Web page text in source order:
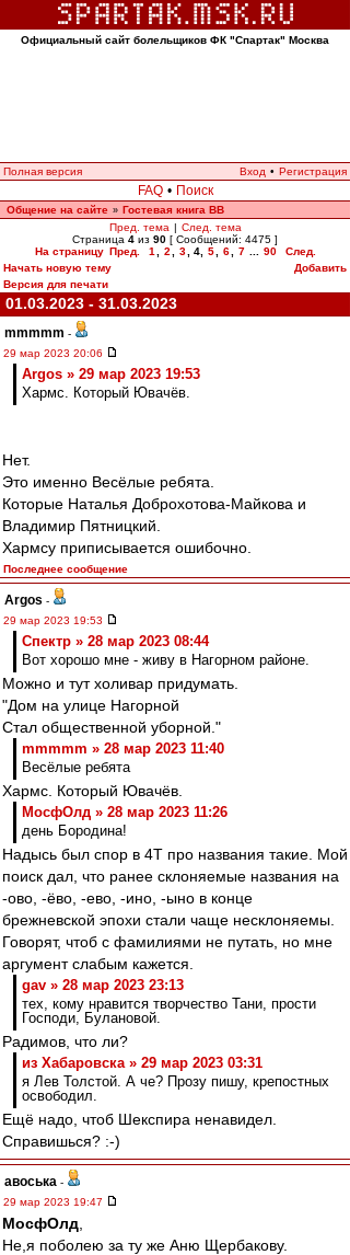
Официальный сайт болельщиков ФК "Спартак" Москва
Полная версия Вход • Регистрация
FAQ • Поиск
Общение на сайте » Гостевая книга ВВ
Пред. тема | След. тема
Страница 4 из 90 [ Сообщений: 4475 ]
На страницу Пред. 1 2 3 4, 5 6 7 90
След.
Начать новую тему
Добавить
Версия для печати
01.03.2023 - 31.03.2023
mmmmm -
29 мар 2023 20:06
Argos » 29 мар 2023 19:53
Хармс. Который Ювачёв.
Нет.
Это именно Весёлые ребята.
Которые Наталья Доброхотова-Майкова и
Владимир Пятницкий.
Хармсу приписывается ошибочно.
Последнее сообщение
Argos -
29 мар 2023 19:53
Спектр » 28 мар 2023 08:44
Вот хорошо мне - живу в Нагорном районе.
Можно и тут холивар придумать.
"Дом на улице Нагорной
Стал общественной уборной."
mmmmm » 28 мар 2023 11:40
Весёлые ребята
Хармс. Который Ювачёв.
МосфОлд » 28 мар 2023 11:26
день Бородина!
Надысь был спор в 4Т про названия такие. Мой
поиск дал, что ранее склоняемые названия на
-ово, -ёво, -ево, -ино, -ыно в конце
брежневской эпохи стали чаще несклоняемы.
Говорят, чтоб с фамилиями не путать, но мне
аргумент слабым кажется.
gav » 28 мар 2023 23:13
тех, кому нравится творчество Тани, прости
Господи, Булановой.
Радимов, что ли?
из Хабаровска » 29 мар 2023 03:31
я Лев Толстой. А че? Прозу пишу, крепостных
освободил.
Ещё надо, чтоб Шекспира ненавидел.
Справишься? :-)
авоська -
29 мар 2023 19:47
МосфОлд
Не,я поболею за ту же Аню Щербакову.